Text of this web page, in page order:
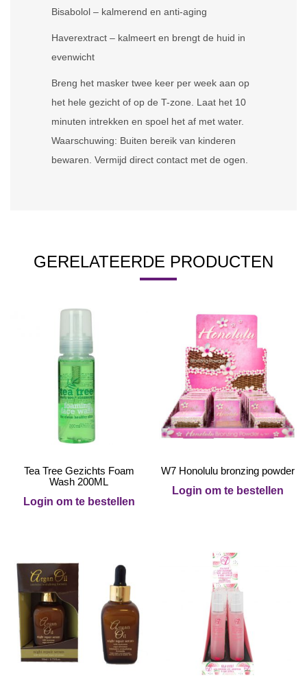
Bisabolol – kalmerend en anti-aging
Haverextract – kalmeert en brengt de huid in
evenwicht
Breng het masker twee keer per week aan op
het hele gezicht of op de T-zone. Laat het 10
minuten intrekken en spoel het af met water.
Waarschuwing: Buiten bereik van kinderen
bewaren. Vermijd direct contact met de ogen.
GERELATEERDE PRODUCTEN
Tea Tree Gezichts Foam
Wash 200ML
Login om te bestellen
W7 Honolulu bronzing powder
Login om te bestellen